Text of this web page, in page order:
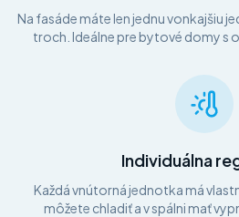
Na fasáde máte len jednu vonkajšiu
troch. Ideálne pre bytové domy s
Individuálna
Každá vnútorná jednotka má
môžete chladiť a v spálni mať